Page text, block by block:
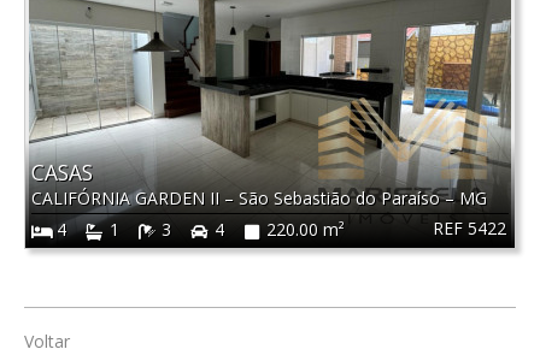
REF 5422
CASAS
CALIFÓRNIA GARDEN II – São Sebastião do Paraíso–MG
4
1 3 4 220.00 m²
Voltar